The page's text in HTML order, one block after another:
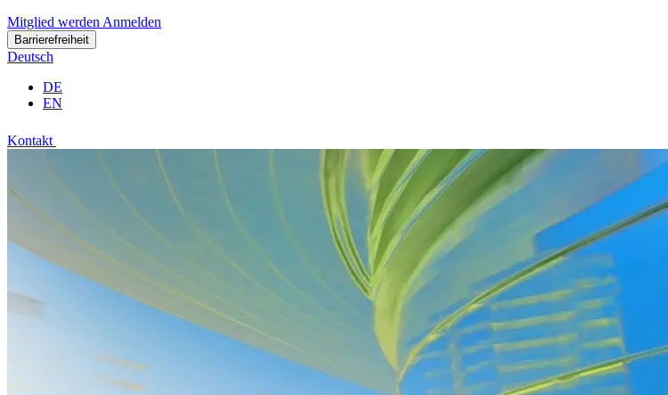
Mitglied werden Anmelden
Barrierefreiheit
Deutsch
DE
EN
Kontakt